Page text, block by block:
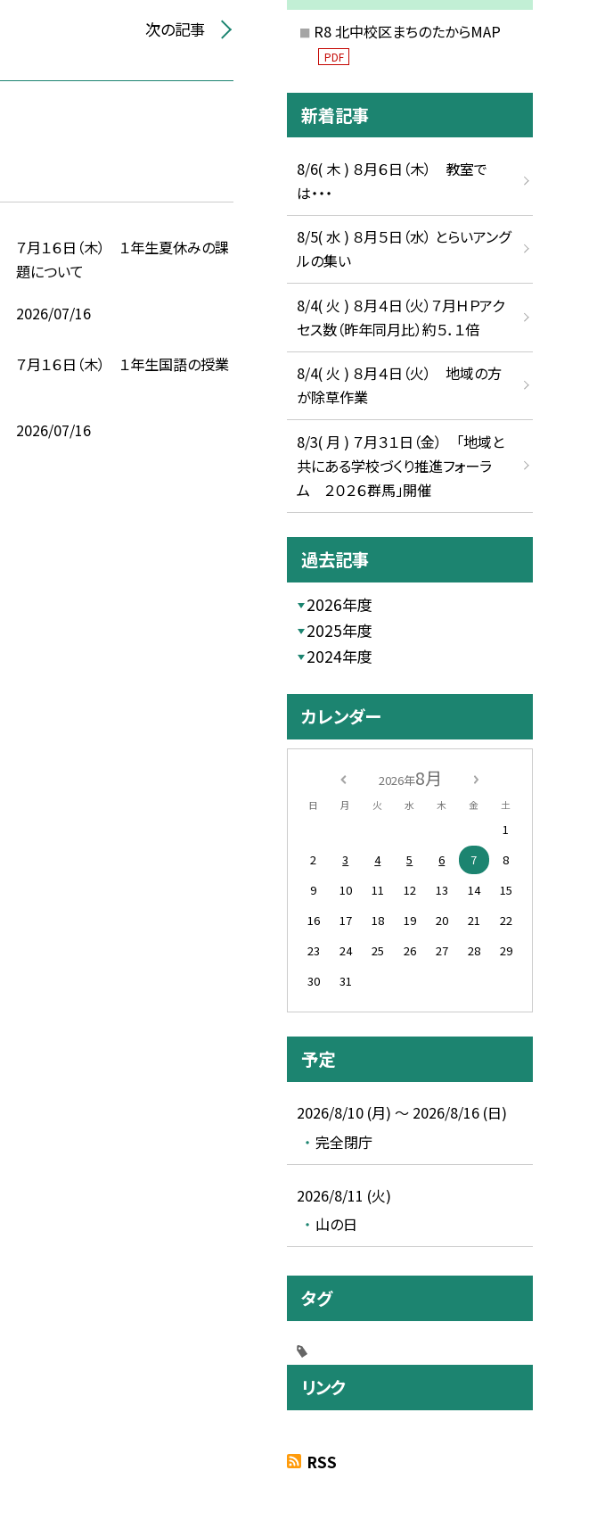
次の記事
７月１６日（木） １年生夏休みの課
題について
2026/07/16
７月１６日（木） １年生国語の授業
2026/07/16
R8 北中校区まちのたからMAP
PDF
新着記事
8/6( 木 ) ８月６日（木） 教室で
は・・・
8/5( 水 ) ８月５日（水） とらいアング
ルの集い
8/4( 火 ) ８月４日（火）７月ＨＰアク
セス数（昨年同月比）約５．１倍
8/4( 火 ) ８月４日（火） 地域の方
が除草作業
8/3( 月 ) ７月３１日（金） 「地域と
共にある学校づくり推進フォーラ
ム ２０２６群馬」開催
過去記事
2026年度
2025年度
2024年度
カレンダー
2026年8月
日 月 火 水 木 金 土
1
2
3 4 5 6 7
8
9
10 11 12 13 14
15
16
17 18 19 20 21
22
23
24 25 26 27 28
29
30
31
予定
2026/8/10 (月) ～ 2026/8/16 (日)
完全閉庁
2026/8/11 (火)
山の日
タグ
リンク
RSS